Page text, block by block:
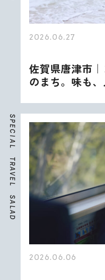
2026.06.27
佐賀県唐津市
のまち。味も、
S
P
E
C
I
A
L
T
R
A
V
E
L
S
A
L
A
D
2026.06.06